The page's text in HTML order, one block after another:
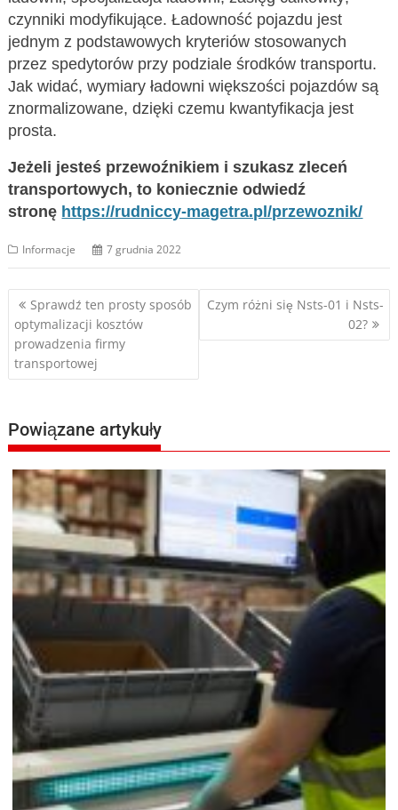
czynniki modyfikujące. Ładowność pojazdu jest
jednym z podstawowych kryteriów stosowanych
przez spedytorów przy podziale środków transportu.
Jak widać, wymiary ładowni większości pojazdów są
znormalizowane, dzięki czemu kwantyfikacja jest
prosta.
Jeżeli jesteś przewoźnikiem i szukasz zleceń
transportowych, to koniecznie odwiedź
stronę https://rudniccy-magetra.pl/przewoznik/
Informacje 7 grudnia 2022
Nawigacja
wpisu
Sprawdź ten prosty sposób
optymalizacji kosztów
prowadzenia firmy
transportowej
Czym różni się Nsts-01 i Nsts-
02?
Powiązane artykuły